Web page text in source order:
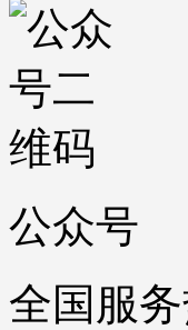
公众号
全国服